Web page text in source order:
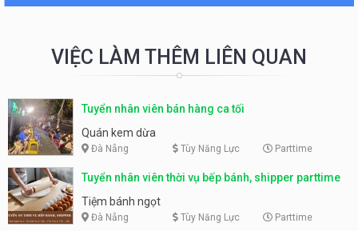
VIỆC LÀM THÊM LIÊN QUAN
Tuyển nhân viên bán hàng ca tối
Quán kem dừa
Đà Nẵng Tùy Năng Lực Parttime
Tuyển nhân viên thời vụ bếp bánh, shipper parttime
Tiệm bánh ngọt
Đà Nẵng Tùy Năng Lực Parttime